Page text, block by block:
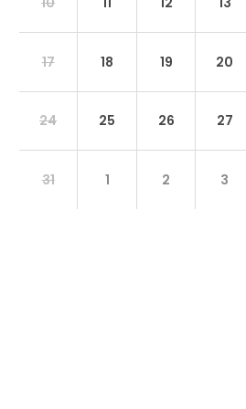
17 18 19 20
24 25 26 27
31 1 2 3